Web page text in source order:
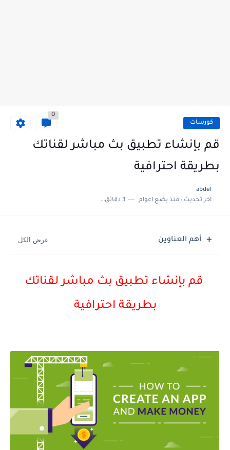
كورسات
0
قم بإنشاء تطبيق بث مباشر لقناتك
بطريقة احترافية
abdel
اخر تحديث :منذ بضع اعوام 3 دقائق للقراءة
أهم العناوين
قم بإنشاء تطبيق بث مباشر لقناتك
بطريقة احترافية